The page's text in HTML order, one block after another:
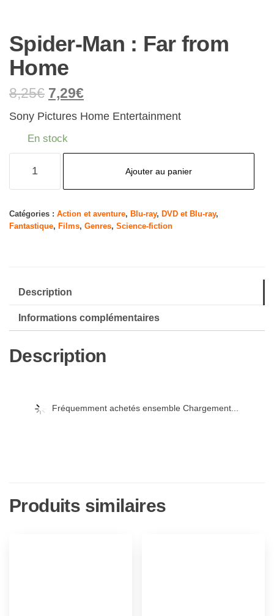
Spider-Man : Far from
Home
8,25€ 7,29€
Sony Pictures Home Entertainment
En stock
Man
:
Ajouter au panier
Catégories : Action et aventure, Blu-ray, DVD et Blu-ray,
Fantastique, Films, Genres, Science-fiction
Description
Informations complémentaires
Description
Fréquemment achetés ensemble Chargement...
Produits similaires